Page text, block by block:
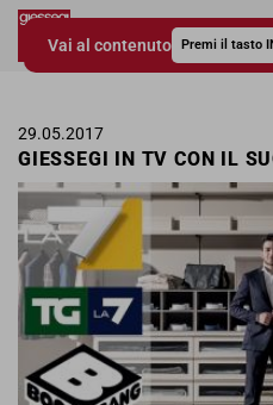
Vai al contenuto Premi il tasto
Giessegi.it
29.05.2017
GIESSEGI IN TV CON IL